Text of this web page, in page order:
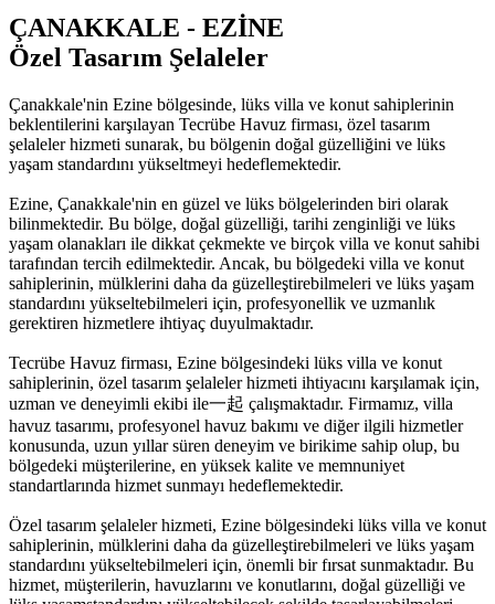
ÇANAKKALE - EZİNE
Özel Tasarım Şelaleler
Çanakkale'nin Ezine bölgesinde, lüks villa ve konut sahiplerinin
beklentilerini karşılayan Tecrübe Havuz firması, özel tasarım
şelaleler hizmeti sunarak, bu bölgenin doğal güzelliğini ve lüks
yaşam standardını yükseltmeyi hedeflemektedir.
Ezine, Çanakkale'nin en güzel ve lüks bölgelerinden biri olarak
bilinmektedir. Bu bölge, doğal güzelliği, tarihi zenginliği ve lüks
yaşam olanakları ile dikkat çekmekte ve birçok villa ve konut sahibi
tarafından tercih edilmektedir. Ancak, bu bölgedeki villa ve konut
sahiplerinin, mülklerini daha da güzelleştirebilmeleri ve lüks yaşam
standardını yükseltebilmeleri için, profesyonellik ve uzmanlık
gerektiren hizmetlere ihtiyaç duyulmaktadır.
Tecrübe Havuz firması, Ezine bölgesindeki lüks villa ve konut
sahiplerinin, özel tasarım şelaleler hizmeti ihtiyacını karşılamak için,
uzman ve deneyimli ekibi ile一起 çalışmaktadır. Firmamız, villa
havuz tasarımı, profesyonel havuz bakımı ve diğer ilgili hizmetler
konusunda, uzun yıllar süren deneyim ve birikime sahip olup, bu
bölgedeki müşterilerine, en yüksek kalite ve memnuniyet
standartlarında hizmet sunmayı hedeflemektedir.
Özel tasarım şelaleler hizmeti, Ezine bölgesindeki lüks villa ve konut
sahiplerinin, mülklerini daha da güzelleştirebilmeleri ve lüks yaşam
standardını yükseltebilmeleri için, önemli bir fırsat sunmaktadır. Bu
hizmet, müşterilerin, havuzlarını ve konutlarını, doğal güzelliği ve